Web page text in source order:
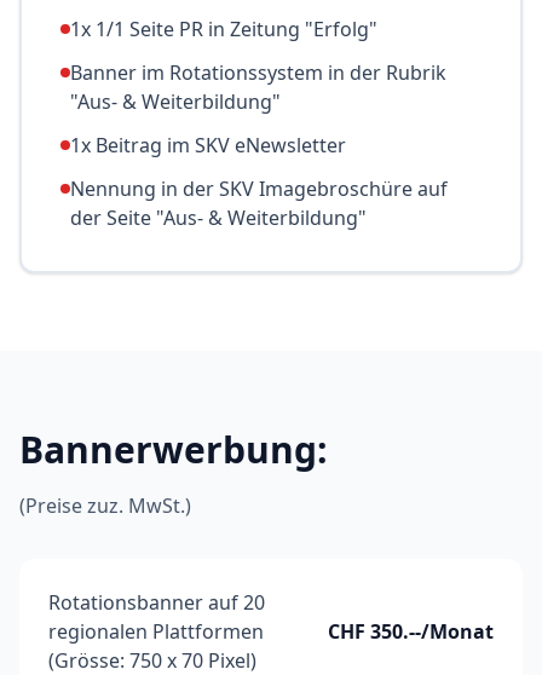
1x 1/1 Seite PR in Zeitung "Erfolg"
Banner im Rotationssystem in der Rubrik
"Aus- & Weiterbildung"
1x Beitrag im SKV eNewsletter
Nennung in der SKV Imagebroschüre auf
der Seite "Aus- & Weiterbildung"
Bannerwerbung:
(Preise zuz. MwSt.)
Rotationsbanner auf 20
regionalen Plattformen
(Grösse: 750 x 70 Pixel)
CHF 350.--/Monat